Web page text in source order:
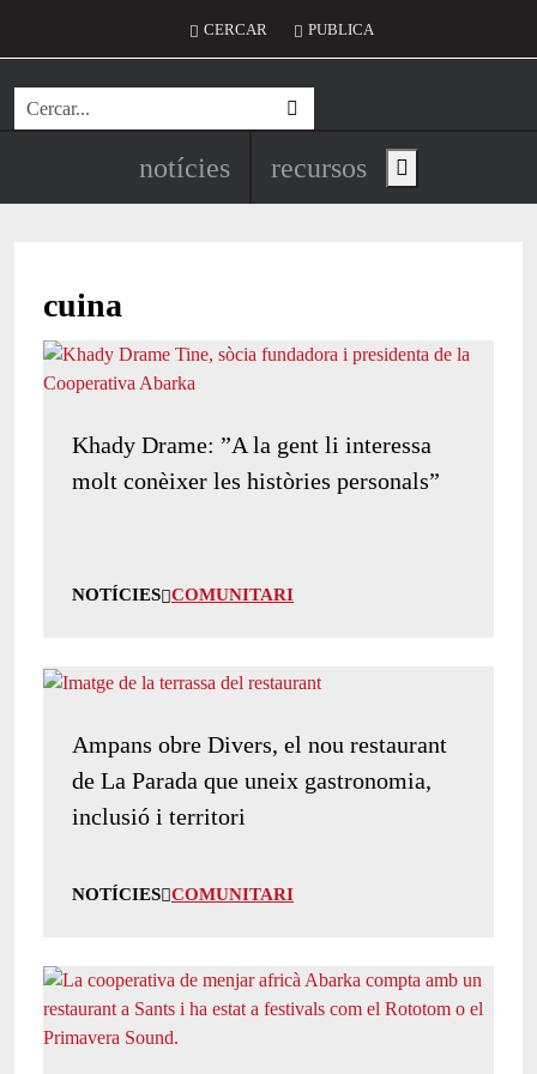
Menú del compte d'usuari
CERCAR PUBLICA
Cerca
Navegació principal de
notícies recursos Show main menu
cuina
Khady Drame: ”A la gent li interessa
molt conèixer les històries personals”
NOTÍCIES COMUNITARI
Ampans obre Divers, el nou restaurant
de La Parada que uneix gastronomia,
inclusió i territori
NOTÍCIES COMUNITARI